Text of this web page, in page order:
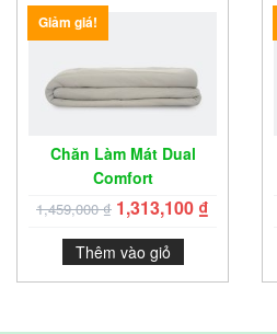
Giảm giá!
Chăn Làm Mát Dual
Comfort
1,459,000₫ 1,313,100 ₫
Thêm vào giỏ